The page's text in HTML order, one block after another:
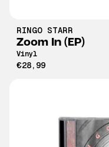
RINGO STARR
Zoom In (EP)
Vinyl
€28,99